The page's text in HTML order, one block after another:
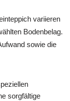
variieren
Bodenbelag.
sowie die
sorgfältige